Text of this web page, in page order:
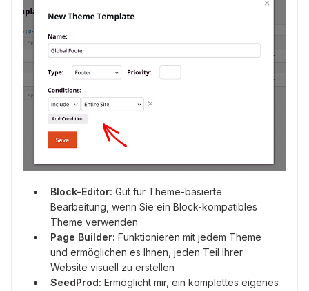
Block-Editor: Gut für Theme-basierte
Bearbeitung, wenn Sie ein Block-kompatibles
Theme verwenden
Page Builder: Funktionieren mit jedem Theme
und ermöglichen es Ihnen, jeden Teil Ihrer
Website visuell zu erstellen
SeedProd: Ermöglicht mir, ein komplettes eigenes